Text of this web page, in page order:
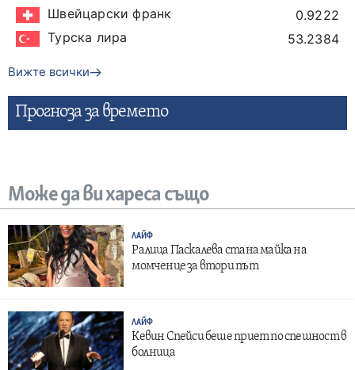
Швейцарски франк
0.9222
Турска лира
53.2384
Вижте всички
Прогнозa за времето
Може да ви хареса също
ЛАЙФ
Ралица Паскалева стана майка на
момченце за втори път
ЛАЙФ
Кевин Спейси беше приет по спешност в
болница